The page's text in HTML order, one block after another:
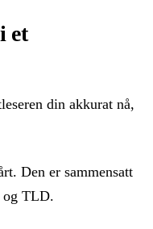
et
din akkurat nå,
Den er sammensatt
og TLD.